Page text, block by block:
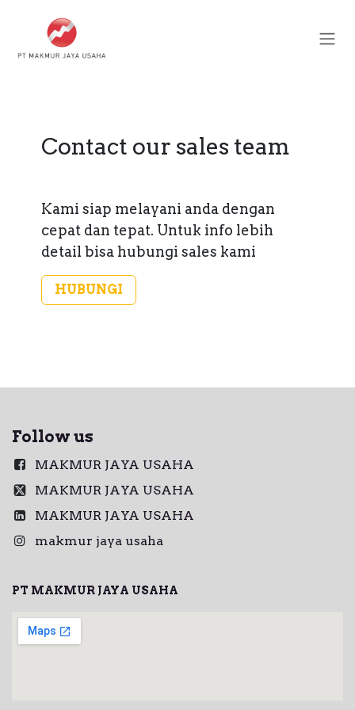
Contact our sales team
Kami siap melayani anda dengan
cepat dan tepat. Untuk info lebih
detail bisa hubungi sales kami
HUBUNGI
Follow us
MAKMUR JAYA USAHA
MAKMUR JAYA USAHA
MAKMUR JAYA USAHA
makmur jaya usaha
PT MAKMUR JAYA USAHA